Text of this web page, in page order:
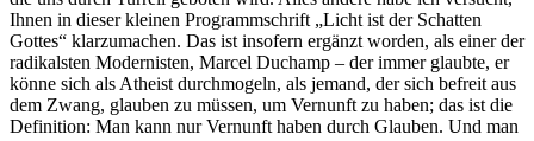
Ihnen in dieser kleinen Programmschrift „Licht ist der Schatten
Gottes“ klarzumachen. Das ist insofern ergänzt worden, als einer der
radikalsten Modernisten, Marcel Duchamp – der immer glaubte, er
könne sich als Atheist durchmogeln, als jemand, der sich befreit aus
dem Zwang, glauben zu müssen, um Vernunft zu haben; das ist die
Definition: Man kann nur Vernunft haben durch Glauben. Und man